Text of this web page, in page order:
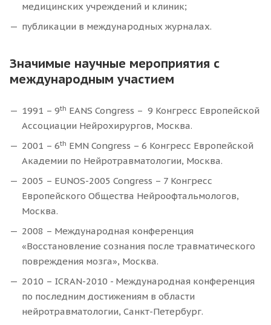
медицинских учреждений и клиник;
публикации в международных журналах.
Значимые научные мероприятия с
международным участием
1991 – 9th EANS Congress – 9 Конгресс Европейской
Ассоциации Нейрохирургов, Москва.
2001 – 6th EMN Congress – 6 Конгресс Европейской
Академии по Нейротравматологии, Москва.
2005 – EUNOS-2005 Congress – 7 Конгресс
Европейского Общества Нейроофтальмологов,
Москва.
2008 – Международная конференция
«Восстановление сознания после травматического
повреждения мозга», Москва.
2010 – ICRAN-2010 - Международная конференция
по последним достижениям в области
нейротравматологии, Санкт-Петербург.